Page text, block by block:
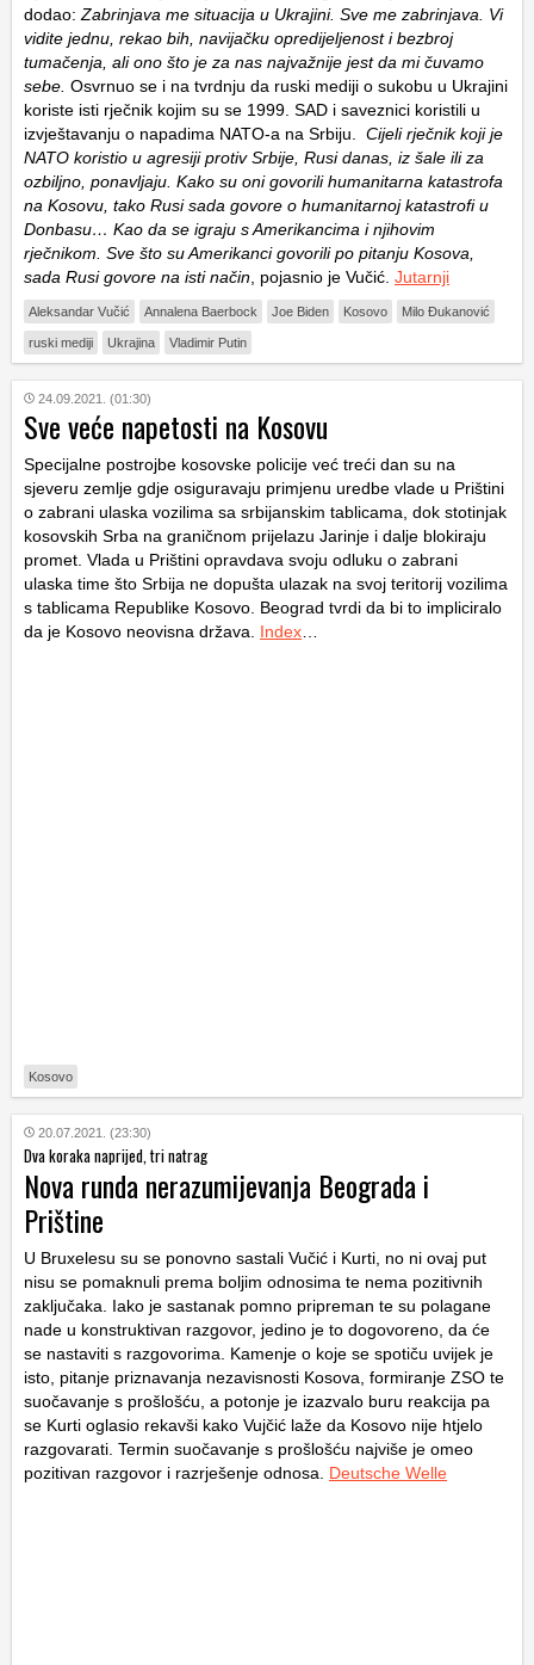
dodao: Zabrinjava me situacija u Ukrajini. Sve me zabrinjava. Vi
vidite jednu, rekao bih, navijačku opredijeljenost i bezbroj
tumačenja, ali ono što je za nas najvažnije jest da mi čuvamo
sebe. Osvrnuo se i na tvrdnju da ruski mediji o sukobu u Ukrajini
koriste isti rječnik kojim su se 1999. SAD i saveznici koristili u
izvještavanju o napadima NATO-a na Srbiju. Cijeli rječnik koji je
NATO koristio u agresiji protiv Srbije, Rusi danas, iz šale ili za
ozbiljno, ponavljaju. Kako su oni govorili humanitarna katastrofa
na Kosovu, tako Rusi sada govore o humanitarnoj katastrofi u
Donbasu… Kao da se igraju s Amerikancima i njihovim
rječnikom. Sve što su Amerikanci govorili po pitanju Kosova,
sada Rusi govore na isti način , pojasnio je Vučić. Jutarnji
Aleksandar Vučić Annalena Baerbock Joe Biden Kosovo Milo Đukanović
ruski mediji Ukrajina Vladimir Putin
24.09.2021. (01:30)
Sve veće napetosti na Kosovu
Specijalne postrojbe kosovske policije već treći dan su na
sjeveru zemlje gdje osiguravaju primjenu uredbe vlade u Prištini
o zabrani ulaska vozilima sa srbijanskim tablicama, dok stotinjak
kosovskih Srba na graničnom prijelazu Jarinje i dalje blokiraju
promet. Vlada u Prištini opravdava svoju odluku o zabrani
ulaska time što Srbija ne dopušta ulazak na svoj teritorij vozilima
s tablicama Republike Kosovo. Beograd tvrdi da bi to impliciralo
da je Kosovo neovisna država. Index
Kosovo
20.07.2021. (23:30)
Dva koraka naprijed, tri natrag
Nova runda nerazumijevanja Beograda i
Prištine
U Bruxelesu su se ponovno sastali Vučić i Kurti, no ni ovaj put
nisu se pomaknuli prema boljim odnosima te nema pozitivnih
zaključaka. Iako je sastanak pomno pripreman te su polagane
nade u konstruktivan razgovor, jedino je to dogovoreno, da će
se nastaviti s razgovorima. Kamenje o koje se spotiču uvijek je
isto, pitanje priznavanja nezavisnosti Kosova, formiranje ZSO te
suočavanje s prošlošću, a potonje je izazvalo buru reakcija pa
se Kurti oglasio rekavši kako Vujčić laže da Kosovo nije htjelo
razgovarati. Termin suočavanje s prošlošću najviše je omeo
pozitivan razgovor i razrješenje odnosa. Deutsche Welle